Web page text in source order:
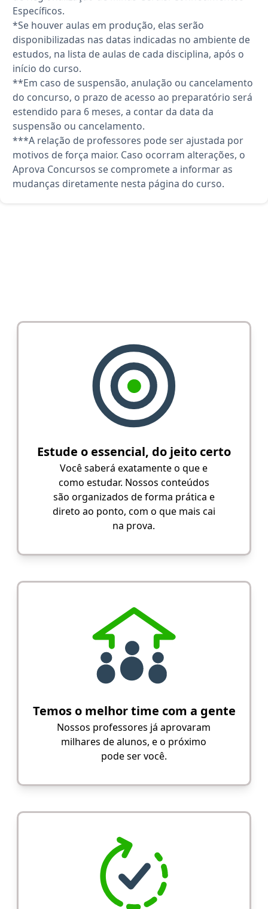
Específicos.
*Se houver aulas em produção, elas serão
disponibilizadas nas datas indicadas no ambiente de
estudos, na lista de aulas de cada disciplina, após o
início do curso.
**Em caso de suspensão, anulação ou cancelamento
do concurso, o prazo de acesso ao preparatório será
estendido para 6 meses, a contar da data da
suspensão ou cancelamento.
***A relação de professores pode ser ajustada por
motivos de força maior. Caso ocorram alterações, o
Aprova Concursos se compromete a informar as
mudanças diretamente nesta página do curso.
Estude o essencial, do jeito certo
Você saberá exatamente o que e
como estudar. Nossos conteúdos
são organizados de forma prática e
direto ao ponto, com o que mais cai
na prova.
Temos o melhor time com a gente
Nossos professores já aprovaram
milhares de alunos, e o próximo
pode ser você.